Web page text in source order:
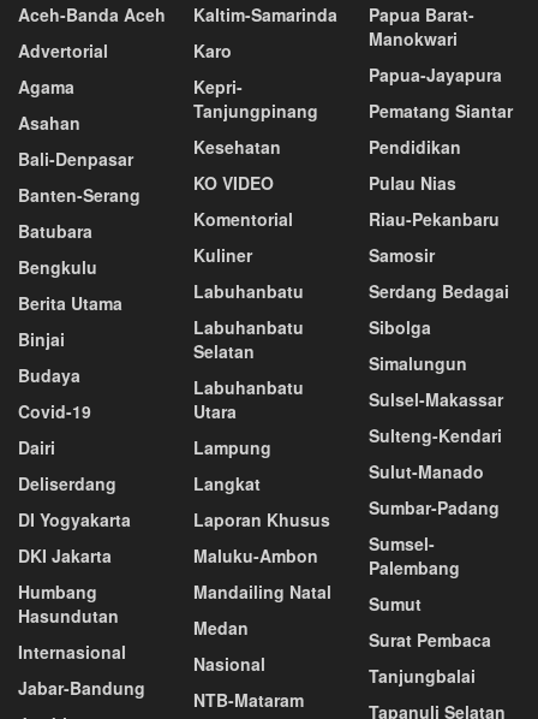
Aceh-Banda Aceh
Advertorial
Agama
Asahan
Bali-Denpasar
Banten-Serang
Batubara
Bengkulu
Berita Utama
Binjai
Budaya
Covid-19
Dairi
Deliserdang
DI Yogyakarta
DKI Jakarta
Humbang
Hasundutan
Internasional
Jabar-Bandung
Kaltim-Samarinda
Karo
Kepri-
Tanjungpinang
Kesehatan
KO VIDEO
Komentorial
Kuliner
Labuhanbatu
Labuhanbatu
Selatan
Labuhanbatu
Utara
Lampung
Langkat
Laporan Khusus
Maluku-Ambon
Mandailing Natal
Medan
Nasional
NTB-Mataram
Papua Barat-
Manokwari
Papua-Jayapura
Pematang Siantar
Pendidikan
Pulau Nias
Riau-Pekanbaru
Samosir
Serdang Bedagai
Sibolga
Simalungun
Sulsel-Makassar
Sulteng-Kendari
Sulut-Manado
Sumbar-Padang
Sumsel-
Palembang
Sumut
Surat Pembaca
Tanjungbalai
Tapanuli Selatan